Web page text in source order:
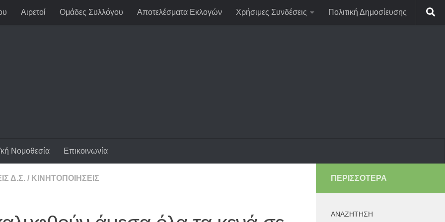
Αιρετοί Ομάδες Συλλόγου Αποτελέσματα Εκλογών Χρήσιμες Συνδέσεις Πολιτική Δημοσίευσης
Νομοθεσία Επικοινωνία
Δ.Σ. / ΚΙΝΗΤΟΠΟΙΉΣΕΙΣ ΠΕΡΙΣΣΌΤΕΡΑ
ΑΝΑΖΉΤΗΣΗ